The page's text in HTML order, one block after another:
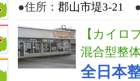
●住所： 郡山市堤3-21
【カイロ
混合型整
全日本